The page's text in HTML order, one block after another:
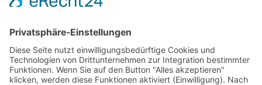
Susanne Steiger
Geschäfte